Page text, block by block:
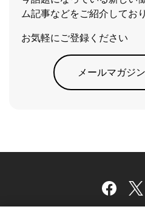
ム記事などをご紹介しており
お気軽にご登録ください
メールマガジ